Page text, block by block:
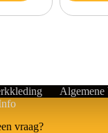
Algemene
vraag?